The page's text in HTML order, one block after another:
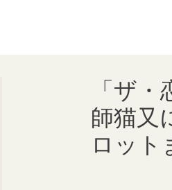
「ザ
師猫又
ロット